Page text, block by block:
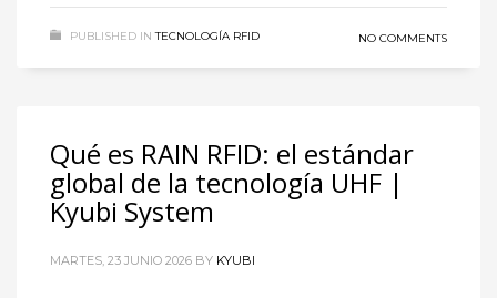
PUBLISHED IN TECNOLOGÍA RFID NO COMMENTS
Qué es RAIN RFID: el estándar
global de la tecnología UHF |
Kyubi System
MARTES, 23 JUNIO 2026 BY KYUBI